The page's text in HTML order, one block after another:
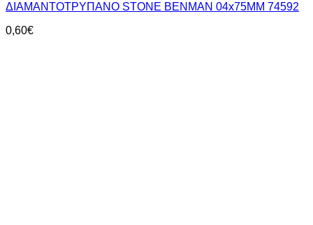
ΔΙΑΜΑΝΤΟΤΡΥΠΑΝΟ STONE BENMAN 04x75MM 74592
0,60€